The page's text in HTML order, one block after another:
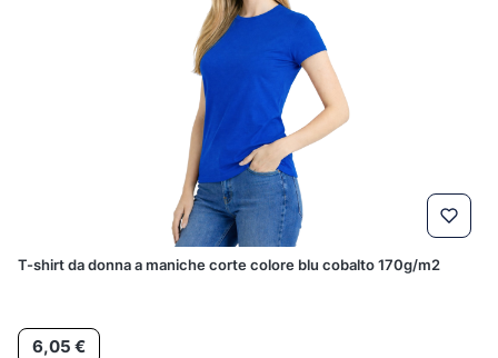
T-shirt da donna a maniche corte colore blu cobalto 170g/m2
Prezzo
6,05 €